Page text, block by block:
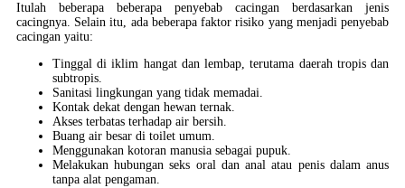
Itulah beberapa beberapa penyebab cacingan berdasarkan jenis
cacingnya. Selain itu, ada beberapa faktor risiko yang menjadi penyebab
cacingan yaitu:
Tinggal di iklim hangat dan lembap, terutama daerah tropis dan
subtropis.
Sanitasi lingkungan yang tidak memadai.
Kontak dekat dengan hewan ternak.
Akses terbatas terhadap air bersih.
Buang air besar di toilet umum.
Menggunakan kotoran manusia sebagai pupuk.
Melakukan hubungan seks oral dan anal atau penis dalam anus
tanpa alat pengaman.